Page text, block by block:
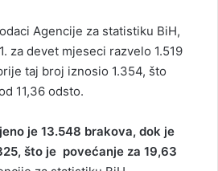
Agencije za statistiku BiH,
za devet mjeseci razvelo 1.519
taj broj iznosio 1.354, što
11,36 odsto.
je 13.548 brakova, dok je
što je povećanje za 19,63